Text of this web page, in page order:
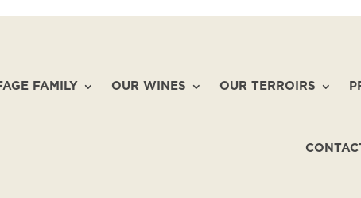
FAMILY OUR WINES OUR TERROIRS